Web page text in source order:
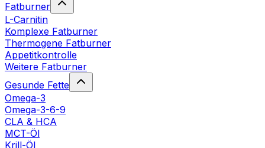
Fatburner
L-Carnitin
Komplexe Fatburner
Thermogene Fatburner
Appetitkontrolle
Weitere Fatburner
Gesunde Fette
Omega-3
Omega-3-6-9
CLA & HCA
MCT-Öl
Krill-Öl